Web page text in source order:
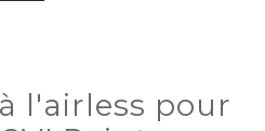
l'airless pour